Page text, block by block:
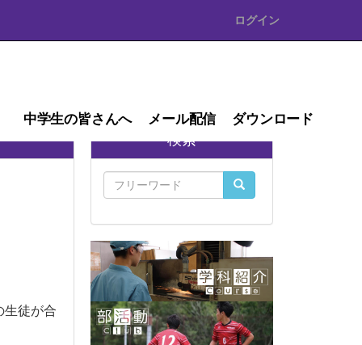
ログイン
中学生の皆さんへ メール配信 ダウンロード
生徒が合
検索